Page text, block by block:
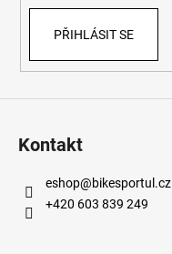
PŘIHLÁSIT SE
Kontakt
eshop@bikesportul.cz
+420 603 839 249